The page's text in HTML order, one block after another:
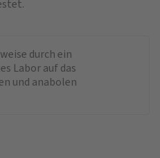
durch ein
Labor auf das
und anabolen